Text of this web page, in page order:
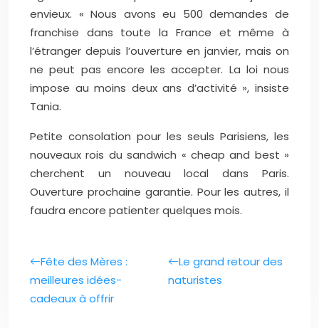
envieux. « Nous avons eu 500 demandes de
franchise dans toute la France et même à
l’étranger depuis l’ouverture en janvier, mais on
ne peut pas encore les accepter. La loi nous
impose au moins deux ans d’activité », insiste
Tania.
Petite consolation pour les seuls Parisiens, les
nouveaux rois du sandwich « cheap and best »
cherchent un nouveau local dans Paris.
Ouverture prochaine garantie. Pour les autres, il
faudra encore patienter quelques mois.
Fête des Mères :
meilleures idées-
cadeaux à offrir
Le grand retour des
naturistes